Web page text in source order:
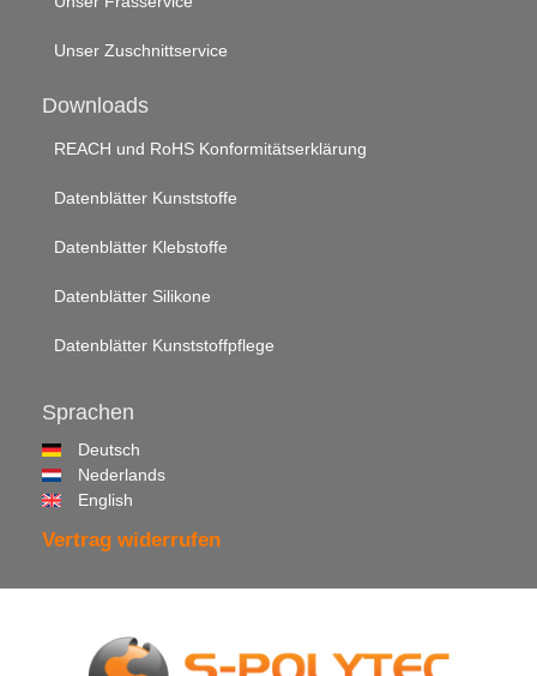
Unser Zuschnittservice
Downloads
REACH und RoHS Konformitätserklärung
Datenblätter Kunststoffe
Datenblätter Klebstoffe
Datenblätter Silikone
Datenblätter Kunststoffpflege
Sprachen
Deutsch
Nederlands
English
Vertrag widerrufen